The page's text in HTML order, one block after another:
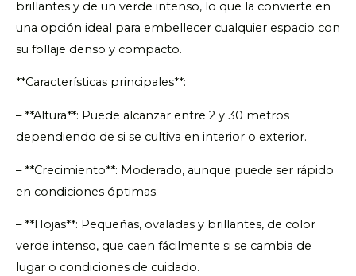
brillantes y de un verde intenso, lo que la convierte en
una opción ideal para embellecer cualquier espacio con
su follaje denso y compacto.
**Características principales**:
– **Altura**: Puede alcanzar entre 2 y 30 metros
dependiendo de si se cultiva en interior o exterior.
– **Crecimiento**: Moderado, aunque puede ser rápido
en condiciones óptimas.
– **Hojas**: Pequeñas, ovaladas y brillantes, de color
verde intenso, que caen fácilmente si se cambia de
lugar o condiciones de cuidado.